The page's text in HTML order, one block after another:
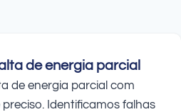
de energia parcial
de energia parcial com
Identificamos falhas